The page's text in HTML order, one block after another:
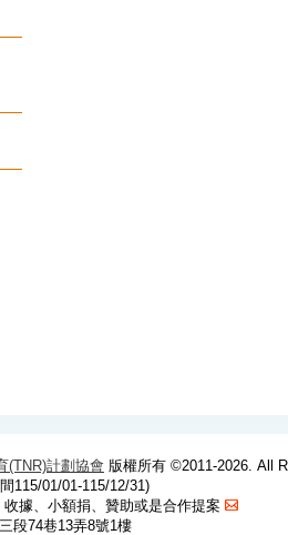
(TNR)計劃協會 版權所有 ©2011-2026. All
115/01/01-115/12/31)
據、小額捐、贊助或是合作提案
段74巷13弄8號1樓